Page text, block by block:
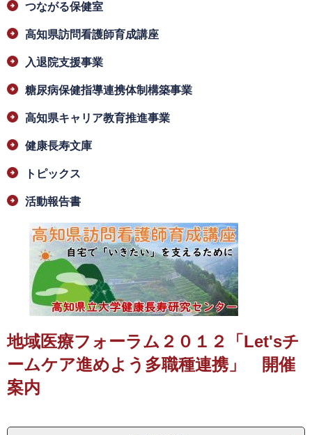
つながる保健室
高知県訪問看護師育成講座
入退院支援事業
糖尿病保健指導連携体制構築事業
高知県キャリア教育推進事業
健康長寿文庫
トピックス
活動報告書
地域医療フォーラム２０１２「Let'sチ
ームケア進めよう多職種連携」 開催
案内